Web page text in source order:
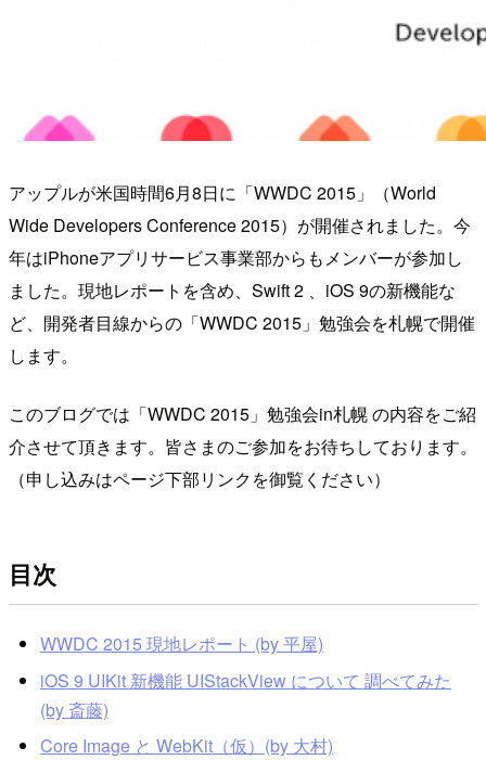
アップルが米国時間6月8日に「WWDC 2015」（World
Wide Developers Conference 2015）が開催されました。今
年はiPhoneアプリサービス事業部からもメンバーが参加し
ました。現地レポートを含め、Swift 2 、iOS 9の新機能な
ど、開発者目線からの「WWDC 2015」勉強会を札幌で開催
します。
このブログでは「WWDC 2015」勉強会in札幌 の内容をご紹
介させて頂きます。皆さまのご参加をお待ちしております。
（申し込みはページ下部リンクを御覧ください）
目次
WWDC 2015 現地レポート (by 平屋)
iOS 9 UIKit 新機能 UIStackView について 調べてみた
(by 斎藤)
Core Image と WebKit（仮）(by 大村)